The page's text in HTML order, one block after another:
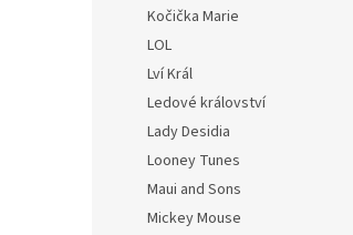
Kočička Marie
LOL
Lví Král
Ledové království
Lady Desidia
Looney Tunes
Maui and Sons
Mickey Mouse